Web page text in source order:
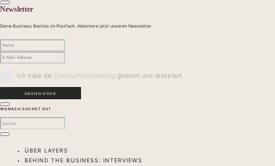
Newsletter
Deine Business Besties im Postfach. Abonniere jetzt unseren Newsletter.
Ich habe die Datenschutzerklärung gelesen und akzeptiert.
WONACH SUCHST DU?
ÜBER LAYERS
BEHIND THE BUSINESS: INTERVIEWS